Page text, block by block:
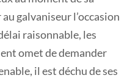
galvaniseur l’occasion
raisonnable, les
omet de demander
il est déchu de ses